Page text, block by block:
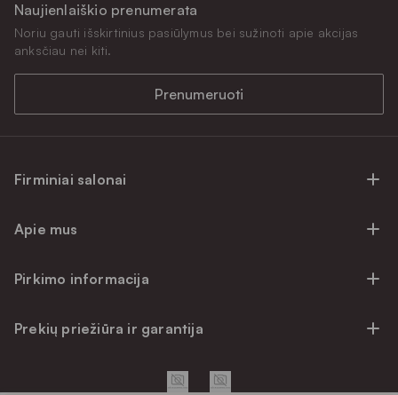
Firminiai salonai
Firminiai salonai Klaipėdoje
Prekių atsiėmimo punktai
Apie mus
Atsiliepimai
Pirkimo informacija
Pirkimo sąlygos
Prekių priežiūra ir garantija
Baldo kokybės priežiūros vadovas
Naujienlaiškio prenumerata
Noriu gauti išskirtinius pasiūlymus bei sužinoti apie akcijas
anksčiau nei kiti.
Prenumeruoti